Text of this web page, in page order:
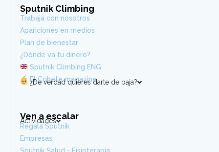
Sputnik Climbing
Trabaja con nosotros
Apariciones en medios
Plan de bienestar
¿Dónde va tu dinero?
Sputnik Climbing ENG
El Cohete magazine
¿De verdad quieres darte de baja?
Ven a escalar
Actividades
Regala Sputnik
Empresas
Sputnik Salud - Fisioterapia